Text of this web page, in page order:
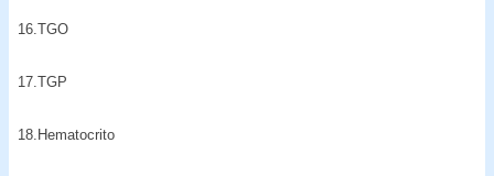
16.TGO
17.TGP
18.Hematocrito